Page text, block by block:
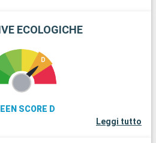
ECOLOGICHE
SCORE D
Leggi tutto